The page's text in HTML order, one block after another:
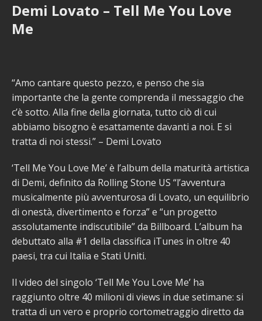
Demi Lovato – Tell Me You Love
Me
“Amo cantare questo pezzo, e penso che sia
importante che la gente comprenda il messaggio che
c’è sotto. Alla fine della giornata, tutto ciò di cui
abbiamo bisogno è esattamente davanti a noi. E si
tratta di noi stessi.” – Demi Lovato
‘Tell Me You Love Me’ è l’album della maturità artistica
di Demi, definito da Rolling Stone US “l’avventura
musicalmente più avventurosa di Lovato, un equilibrio
di onestà, divertimento e forza” e “un progetto
assolutamente indiscutibile” da Billboard. L’album ha
debuttato alla #1 della classifica iTunes in oltre 40
paesi, tra cui Italia e Stati Uniti.
Il video del singolo ‘Tell Me You Love Me’ ha
raggiunto oltre 40 milioni di views in due setimane: si
tratta di un vero e proprio cortometraggio diretto da